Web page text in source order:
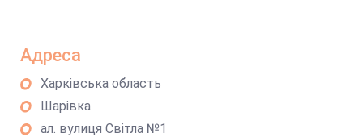
Адреса
Харківська область
Шарівка
ал. вулиця Світла №1